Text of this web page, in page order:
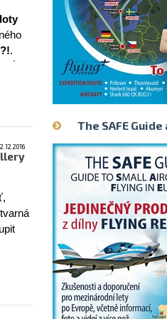
.
2.12.2016
The SAFE Guide